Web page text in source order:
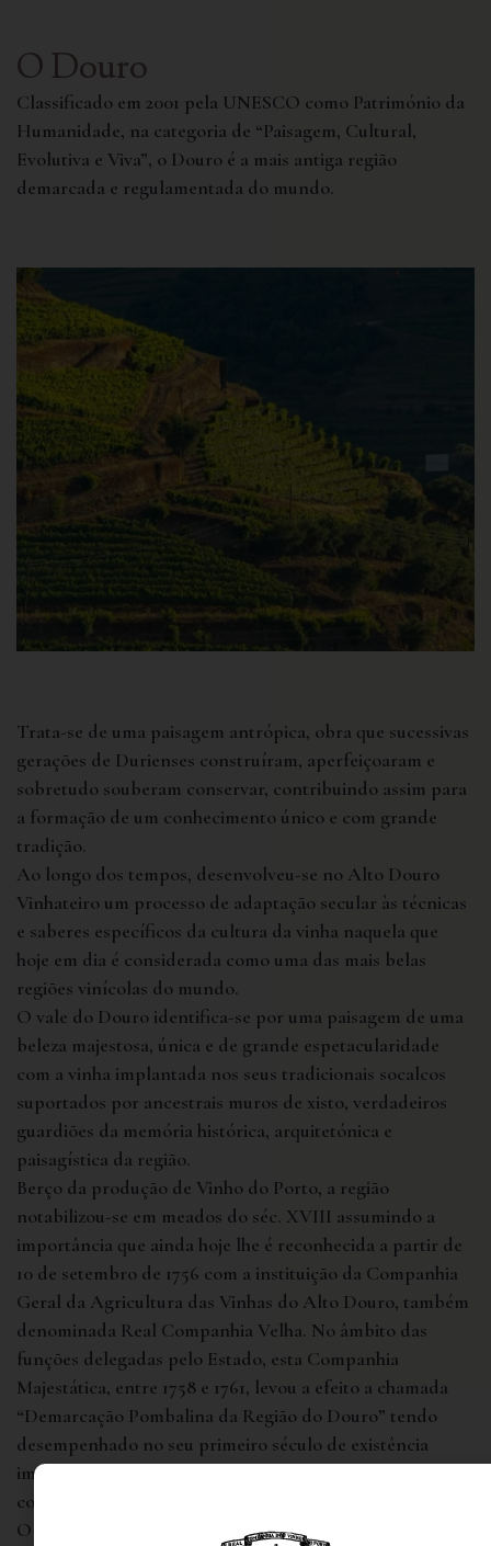
O Douro
Classificado em 2001 pela UNESCO como Património da
Humanidade, na categoria de “Paisagem, Cultural,
Evolutiva e Viva”, o Douro é a mais antiga região
demarcada e regulamentada do mundo.
Trata-se de uma paisagem antrópica, obra que sucessivas
gerações de Durienses construíram, aperfeiçoaram e
sobretudo souberam conservar, contribuindo assim para
a formação de um conhecimento único e com grande
tradição.
Ao longo dos tempos, desenvolveu-se no Alto Douro
Vinhateiro um processo de adaptação secular às técnicas
e saberes específicos da cultura da vinha naquela que
hoje em dia é considerada como uma das mais belas
regiões vinícolas do mundo.
O vale do Douro identifica-se por uma paisagem de uma
beleza majestosa, única e de grande espetacularidade
com a vinha implantada nos seus tradicionais socalcos
suportados por ancestrais muros de xisto, verdadeiros
guardiões da memória histórica, arquitetónica e
paisagística da região.
Berço da produção de Vinho do Porto, a região
notabilizou-se em meados do séc. XVIII assumindo a
importância que ainda hoje lhe é reconhecida a partir de
10 de setembro de 1756 com a instituição da Companhia
Geral da Agricultura das Vinhas do Alto Douro, também
denominada Real Companhia Velha. No âmbito das
funções delegadas pelo Estado, esta Companhia
Majestática, entre 1758 e 1761, levou a efeito a chamada
“Demarcação Pombalina da Região do Douro” tendo
desempenhado no seu primeiro século de existência
importantes funções ao nível da regulamentação,
controlo e disciplina da produção dos vinhos da região.
O Douro caracteriza-se por uma cultura de montanha